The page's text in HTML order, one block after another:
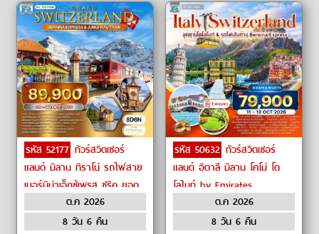
รหัส 52177 ทัวร์สวิตเซอร์
แลนด์ มิลาน ทิราโน่ รถไฟสาย
เบอร์นิน่าเอ็กซ์เพรส ซูริค ยอด
เขาริกิ ลูเซิร์น by ETIHAD
ต.ค 2026
8 วัน 6 คืน
รหัส 50632 ทัวร์สวิตเซอร์
แลนด์ อิตาลี มิลาน โคโม่ โด
โลไมท์ by Emirates
ต.ค 2026
8 วัน 6 คืน